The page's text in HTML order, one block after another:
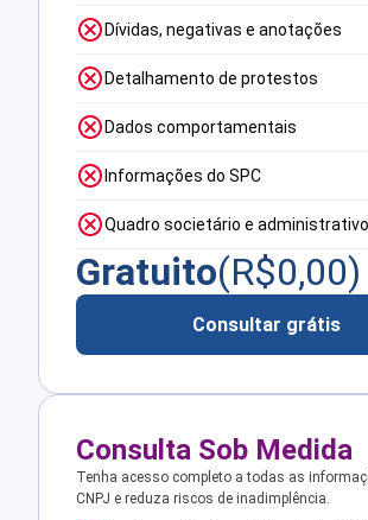
Dívidas, negativas e anotações
Detalhamento de protestos
Dados comportamentais
Informações do SPC
Quadro societário e administrativo
Gratuito(R$0,00)
Consultar grátis
Consulta Sob Medida
Tenha acesso completo a todas as
CNPJ e reduza riscos de inadimplência.